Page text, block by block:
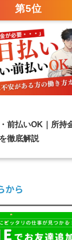
第5位
前払いOK｜所持
徹底解説
から